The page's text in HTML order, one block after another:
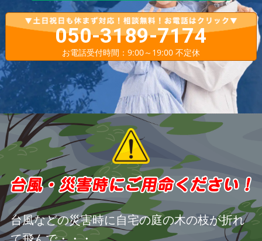
050-3189-7174
お電話受付時間：9:00～19:00 不定休
台風などの災害時に自宅の庭の木の枝が折れ